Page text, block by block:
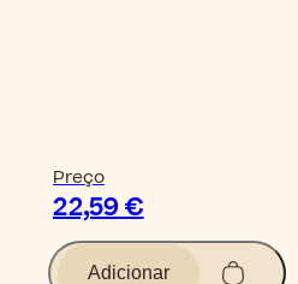
Preço
22,59 €
Adicionar